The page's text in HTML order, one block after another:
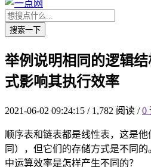
搜索一下
举例说明相同的逻辑
式影响其执行效率
2021-06-02 09:24:15 /1,782 阅读 / 0
顺序表和链表都是线性表，这是
同），但它们的存储方式是不同
中运算效率是怎样产生不同的？